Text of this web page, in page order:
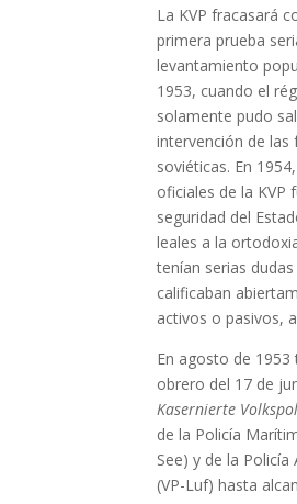
La KVP fracasará
primera prueba
levantamiento
1953, cuando el
solamente pudo
intervención de las
soviéticas. En
oficiales de la KVP
seguridad del
leales a la
tenían serias
calificaban
activos o pasivos,
En agosto de
obrero del 17 de
Kasernierte
de la Policía
See) y de la
(VP-Luf) hasta